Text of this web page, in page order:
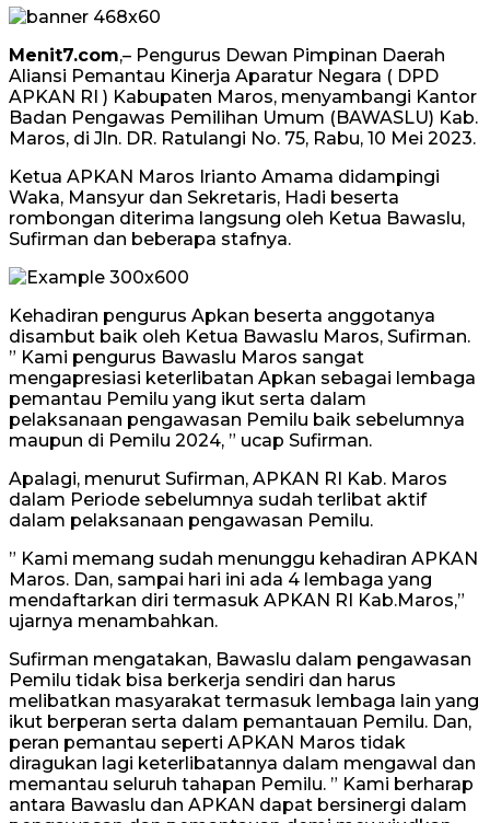
Menit7.com,– Pengurus Dewan Pimpinan Daerah
Aliansi Pemantau Kinerja Aparatur Negara ( DPD
APKAN RI ) Kabupaten Maros, menyambangi Kantor
Badan Pengawas Pemilihan Umum (BAWASLU) Kab.
Maros, di Jln. DR. Ratulangi No. 75, Rabu, 10 Mei 2023.
Ketua APKAN Maros Irianto Amama didampingi
Waka, Mansyur dan Sekretaris, Hadi beserta
rombongan diterima langsung oleh Ketua Bawaslu,
Sufirman dan beberapa stafnya.
Kehadiran pengurus Apkan beserta anggotanya
disambut baik oleh Ketua Bawaslu Maros, Sufirman.
” Kami pengurus Bawaslu Maros sangat
mengapresiasi keterlibatan Apkan sebagai lembaga
pemantau Pemilu yang ikut serta dalam
pelaksanaan pengawasan Pemilu baik sebelumnya
maupun di Pemilu 2024, ” ucap Sufirman.
Apalagi, menurut Sufirman, APKAN RI Kab. Maros
dalam Periode sebelumnya sudah terlibat aktif
dalam pelaksanaan pengawasan Pemilu.
” Kami memang sudah menunggu kehadiran APKAN
Maros. Dan, sampai hari ini ada 4 lembaga yang
mendaftarkan diri termasuk APKAN RI Kab.Maros,”
ujarnya menambahkan.
Sufirman mengatakan, Bawaslu dalam pengawasan
Pemilu tidak bisa berkerja sendiri dan harus
melibatkan masyarakat termasuk lembaga lain yang
ikut berperan serta dalam pemantauan Pemilu. Dan,
peran pemantau seperti APKAN Maros tidak
diragukan lagi keterlibatannya dalam mengawal dan
memantau seluruh tahapan Pemilu. ” Kami berharap
antara Bawaslu dan APKAN dapat bersinergi dalam